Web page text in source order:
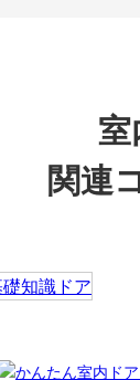
室
関連